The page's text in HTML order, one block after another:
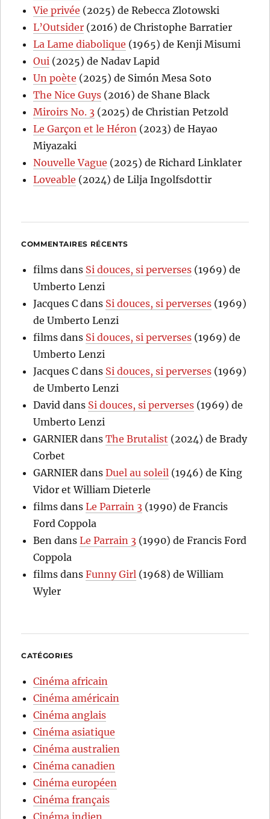
Vie privée (2025) de Rebecca Zlotowski
L’Outsider (2016) de Christophe Barratier
La Lame diabolique (1965) de Kenji Misumi
Oui (2025) de Nadav Lapid
Un poète (2025) de Simón Mesa Soto
The Nice Guys (2016) de Shane Black
Miroirs No. 3 (2025) de Christian Petzold
Le Garçon et le Héron (2023) de Hayao
Miyazaki
Nouvelle Vague (2025) de Richard Linklater
Loveable (2024) de Lilja Ingolfsdottir
COMMENTAIRES RÉCENTS
films dans Si douces, si perverses (1969) de
Umberto Lenzi
Jacques C dans Si douces, si perverses (1969)
de Umberto Lenzi
films dans Si douces, si perverses (1969) de
Umberto Lenzi
Jacques C dans Si douces, si perverses (1969)
de Umberto Lenzi
David dans Si douces, si perverses (1969) de
Umberto Lenzi
GARNIER dansThe Brutalist (2024) de Brady
Corbet
GARNIER dansDuel au soleil (1946) de King
Vidor et William Dieterle
films dansLe Parrain 3 (1990) de Francis
Ford Coppola
Ben dansLe Parrain 3 (1990) de Francis Ford
Coppola
films dansFunny Girl (1968) de William
Wyler
CATÉGORIES
Cinéma africain
Cinéma américain
Cinéma anglais
Cinéma asiatique
Cinéma australien
Cinéma canadien
Cinéma européen
Cinéma français
Cinéma indien